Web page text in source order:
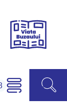
Viața